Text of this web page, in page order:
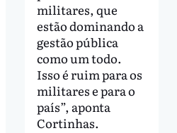
militares, que
estão dominando a
gestão pública
como um todo.
Isso é ruim para os
militares e para o
país”, aponta
Cortinhas.